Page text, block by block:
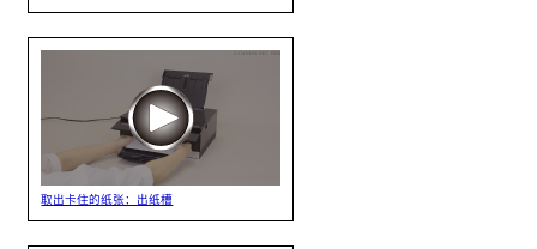
取出卡住的纸张：出纸槽